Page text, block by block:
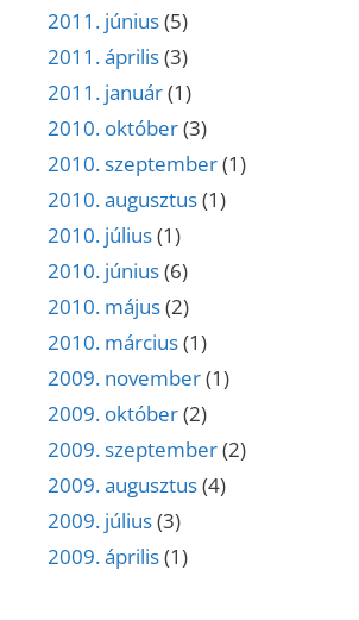
2011. június(5)
2011. április(3)
2011. január(1)
2010. október(3)
2010. szeptember(1)
2010. augusztus(1)
2010. július(1)
2010. június(6)
2010. május(2)
2010. március(1)
2009. november(1)
2009. október(2)
2009. szeptember(2)
2009. augusztus(4)
2009. július(3)
2009. április(1)